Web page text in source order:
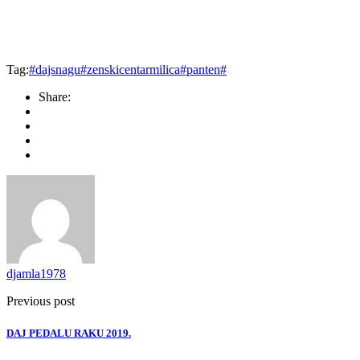
Tag:#dajsnagu#zenskicentarmilica#panten#
Share:
djamla1978
Previous post
DAJ PEDALU RAKU 2019.